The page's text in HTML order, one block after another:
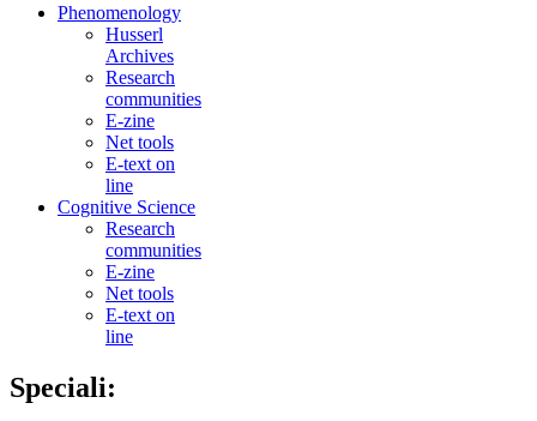
Phenomenology
Husserl
Archives
Research
communities
E-zine
Net tools
E-text on
line
Cognitive Science
Research
communities
E-zine
Net tools
E-text on
line
Speciali: